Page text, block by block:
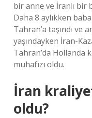
bir anne ve İranlı bir
Daha 8 aylıkken
Tahran’a taşındı ve
yaşındayken İran-
Tahran’da Hollanda
muhafızı oldu.
İran
oldu?